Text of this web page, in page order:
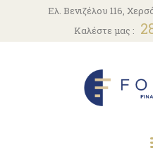
Ελ. Βενιζέλου 116,
Καλέστε μας :
ΑΡΧΙΚΗ
Η ΕΤΑΙΡΕΙΑ